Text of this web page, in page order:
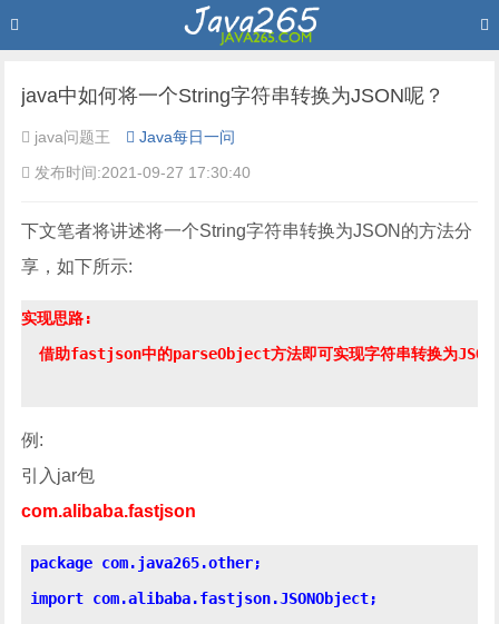
java中如何将一个String字符串转换为JSON呢？
java问题王
Java每日一问
发布时间:2021-09-27 17:30:40
下文笔者将讲述将一个String字符串转换为JSON的方法分
享，如下所示:
实现思路:
  借助fastjson中的parseObject方法即可实现字符串转换为JSON
例:
引入jar包
com.alibaba.fastjson
package com.java265.other;
import com.alibaba.fastjson.JSONObject;